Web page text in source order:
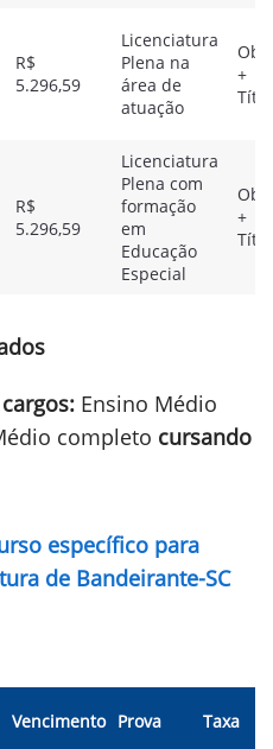
R$
5.296,59
Licenciatura
Plena na
área de
atuação
+
R$
5.296,59
Licenciatura
Plena com
formação
em
Educação
Especial
+
Ensino Médio
completo cursando
específico para
de Bandeirante-SC
Vencimento Prova Taxa